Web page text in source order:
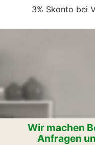
3% Skonto bei
Wir machen
Anfragen